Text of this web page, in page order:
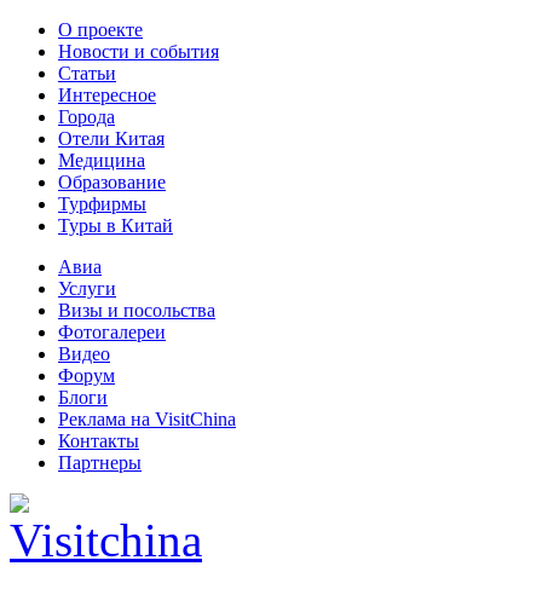
О проекте
Новости и события
Статьи
Интересное
Города
Отели Китая
Медицина
Образование
Турфирмы
Туры в Китай
Авиа
Услуги
Визы и посольства
Фотогалереи
Видео
Форум
Блоги
Реклама на VisitChina
Контакты
Партнеры